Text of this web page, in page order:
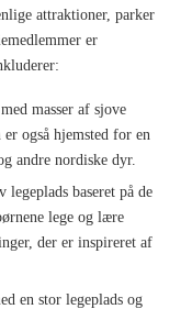
attraktioner, parker
er
masser af sjove
også hjemsted for en
andre nordiske dyr.
legeplads baseret på de
lege og lære
der er inspireret af
en stor legeplads og